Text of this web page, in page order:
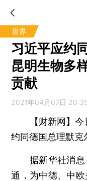
世界
习近平应约
昆明生物多
贡献
2021年04月07日
【财新网】
约同德国总理默克
据新华社消息
通，为中德、中欧